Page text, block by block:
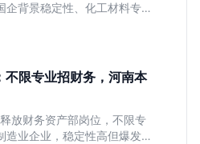
背景稳定性、化工材料专业
理工科生判断是否值得投
限专业招财务，河南本
放财务资产部岗位，不限专
造业企业，稳定性高但爆发涨